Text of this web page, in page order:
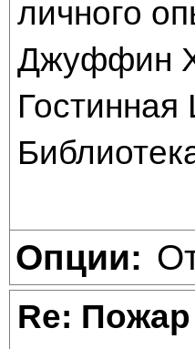
личного
Джуффин
Опции:
Re: